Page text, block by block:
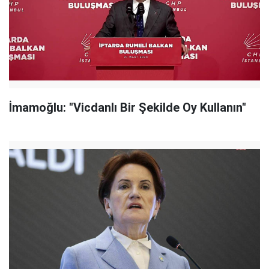
İmamoğlu: "Vicdanlı Bir Şekilde Oy Kullanın"